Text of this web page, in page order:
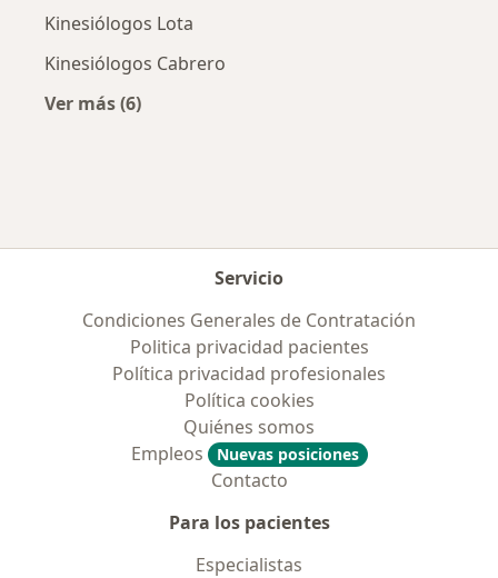
Kinesiólogos Lota
Kinesiólogos Cabrero
Ver más (6)
Servicio
Condiciones Generales de Contratación
Politica privacidad pacientes
Política privacidad profesionales
Política cookies
Quiénes somos
Empleos
Nuevas posiciones
Contacto
Para los pacientes
Especialistas